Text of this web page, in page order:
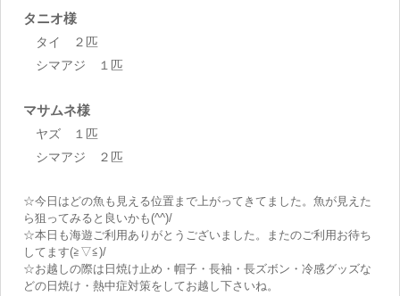
タニオ様
タイ ２匹
シマアジ １匹
マサムネ様
ヤズ １匹
シマアジ ２匹
☆今日はどの魚も見える位置まで上がってきてました。魚が見えた
ら狙ってみると良いかも(^^)/
☆本日も海遊ご利用ありがとうございました。またのご利用お待ち
してます(≧▽≦)/
☆お越しの際は日焼け止め・帽子・長袖・長ズボン・冷感グッズな
どの日焼け・熱中症対策をしてお越し下さいね。